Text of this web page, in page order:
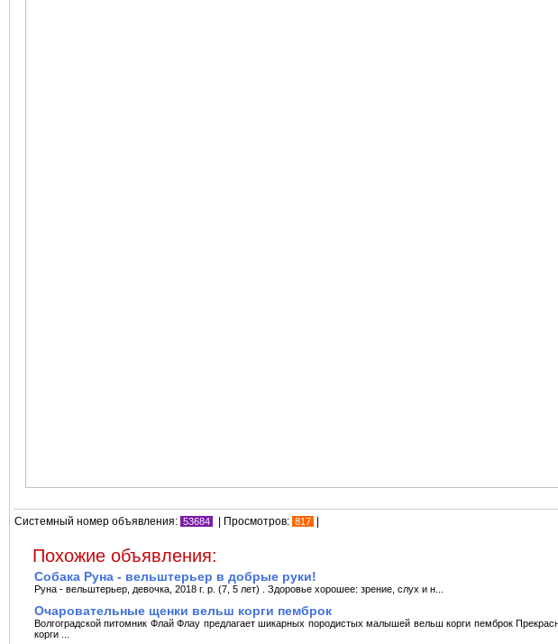
Системный номер объявления: 53684 | Просмотров: 817 |
Похожие объявления:
Собака Руна - вельштерьер в добрые руки!
Руна - вельштерьер, дeвoчка, 2018 г. р. (7, 5 лeт) . Здopовье хорoшеe: зрение, слуx и н...
Очаровательные щенки вельш корги пемброк
Волгоградской питомник Флай Флау предлагает шикарных породистых малышей вельш корги пемброк
корги ...